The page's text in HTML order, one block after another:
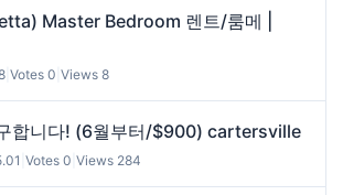
Master Bedroom 렌트/룸메 |
Votes 0 Views 8
합니다! (6월부터/$900) cartersville
Votes 0 Views 284